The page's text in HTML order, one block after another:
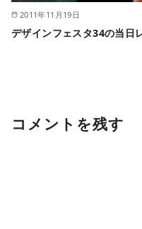
2011年11月19日
デザインフェスタ34の当日
コメントを残す